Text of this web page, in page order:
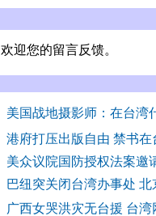
欢迎您的留言反馈。
美国战地摄影师：在台湾
港府打压出版自由 禁书在
美众议院国防授权法案邀
巴纽突关闭台湾办事处
广西女哭洪灾无台援 台